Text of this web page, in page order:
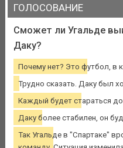
ГОЛОСОВАНИЕ
Сможет ли Угальде
Даку?
Почему нет? Это футбол, в
Трудно сказать. Даку был
Каждый будет стараться
Даку более стабилен, он
Так Угальде в "Спартаке"